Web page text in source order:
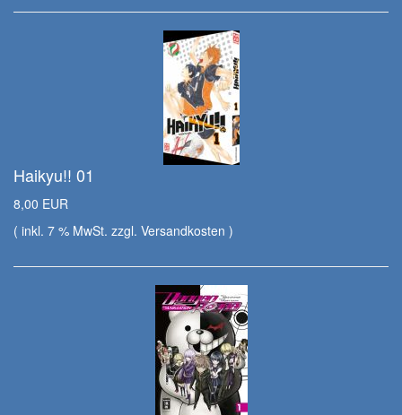
Haikyu!! 01
8,00 EUR
( inkl. 7 % MwSt. zzgl. Versandkosten )